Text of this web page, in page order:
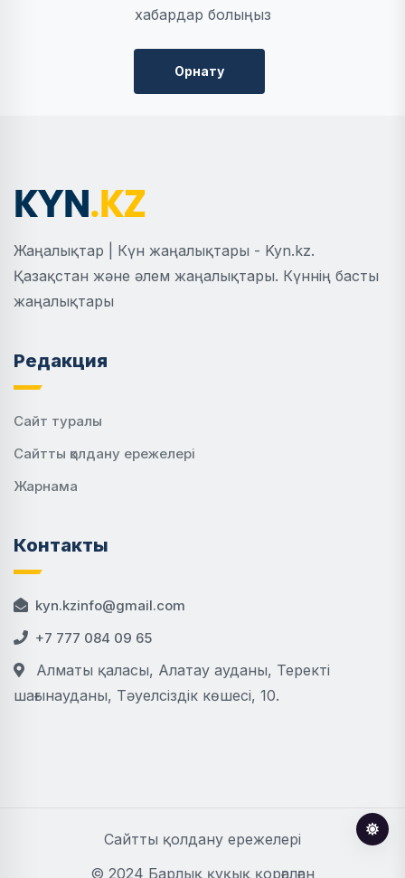
хабардар болыңыз
Орнату
Жаңалықтар | Күн жаңалықтары - Kyn.kz.
Қазақстан және әлем жаңалықтары. Күннің басты
жаңалықтары
Редакция
Сайт туралы
Сайтты қолдану ережелері
Жарнама
Контакты
kyn.kzinfo@gmail.com
+7 777 084 09 65
Алматы қаласы, Алатау ауданы, Теректі
шағынауданы, Тәуелсіздік көшесі, 10.
Сайтты қолдану ережелері
© 2024 Барлық құқық қорғалған